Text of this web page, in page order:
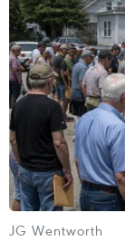
JG Wentworth